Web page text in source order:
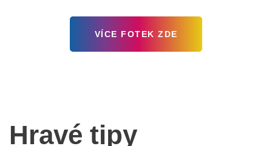
VÍCE FOTEK ZDE
Hravé tipy